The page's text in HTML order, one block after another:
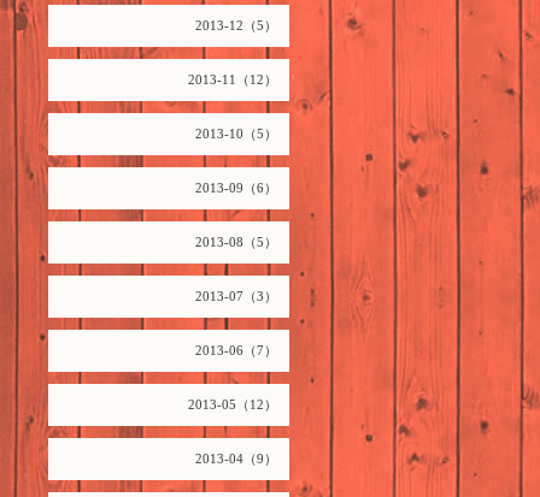
2013-12（5）
2013-11（12）
2013-10（5）
2013-09（6）
2013-08（5）
2013-07（3）
2013-06（7）
2013-05（12）
2013-04（9）